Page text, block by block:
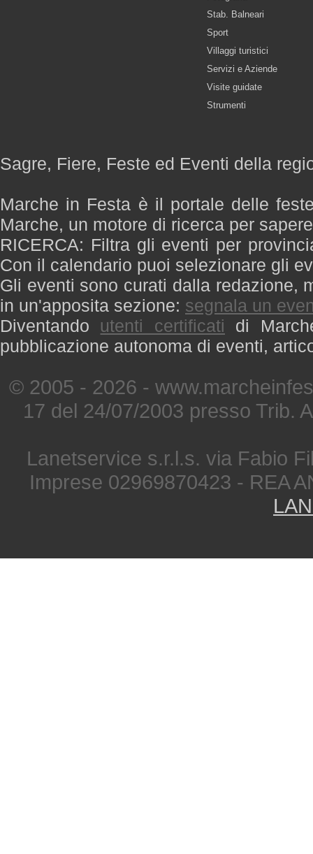
Stab. Balneari
Sport
Villaggi turistici
Servizi e Aziende
Visite guidate
Strumenti
Sagre, Fiere, Feste ed Eventi della
Marche in Festa è il portale delle
Marche, un motore di ricerca per
RICERCA: Filtra gli eventi per
Con il calendario puoi selezionare gli
Gli eventi sono curati dalla redazione,
in un'apposita sezione: segnala un
Diventando utenti certificati di
pubblicazione autonoma di eventi,
© 2005 - 2026 -
17 del 24/07/2003 presso Trib.
Lanetservice s.r.l.s. via Fabio
Imprese 02969870423 - REA